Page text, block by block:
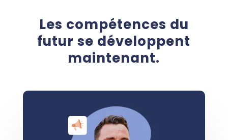
Les compétences du
futur se développent
maintenant.